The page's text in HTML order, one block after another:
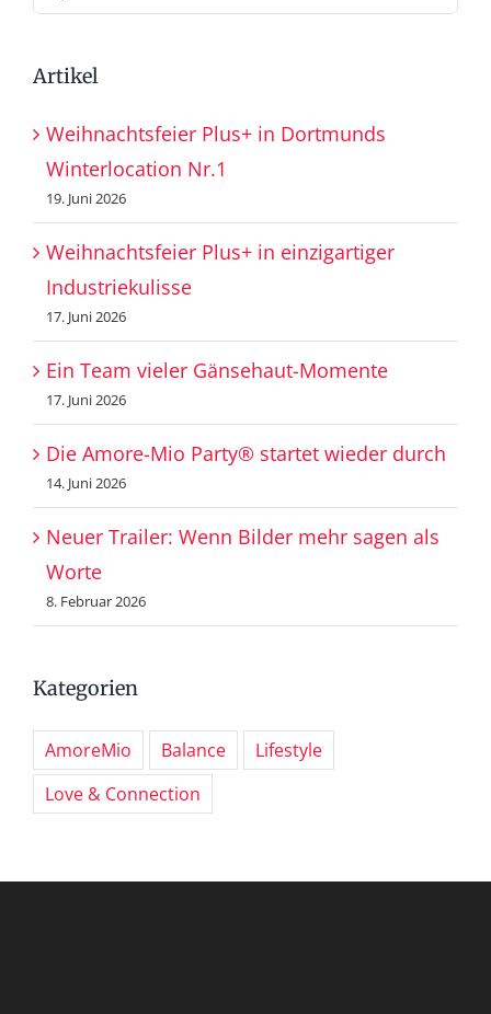
nach:
Artikel
Weihnachtsfeier Plus+ in Dortmunds
Winterlocation Nr.1
19. Juni 2026
Weihnachtsfeier Plus+ in einzigartiger
Industriekulisse
17. Juni 2026
Ein Team vieler Gänsehaut-Momente
17. Juni 2026
Die Amore-Mio Party® startet wieder durch
14. Juni 2026
Neuer Trailer: Wenn Bilder mehr sagen als
Worte
8. Februar 2026
Kategorien
AmoreMio Balance
Lifestyle
Love & Connection